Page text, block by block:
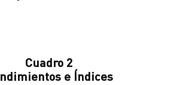
Cuadro 2
e Índices